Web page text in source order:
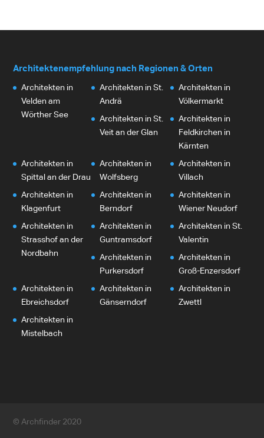
Architektenempfehlung nach Regionen & Orten
Architekten in
Velden am
Wörther See
Architekten in St.
Andrä
Architekten in
Völkermarkt
Architekten in St.
Veit an der Glan
Architekten in
Feldkirchen in
Kärnten
Architekten in
Spittal an der Drau
Architekten in
Wolfsberg
Architekten in
Villach
Architekten in
Klagenfurt
Architekten in
Berndorf
Architekten in
Wiener Neudorf
Architekten in
Strasshof an der
Nordbahn
Architekten in
Guntramsdorf
Architekten in St.
Valentin
Architekten in
Purkersdorf
Architekten in
Groß-Enzersdorf
Architekten in
Ebreichsdorf
Architekten in
Gänserndorf
Architekten in
Zwettl
Architekten in
Mistelbach
© Archfinder 2020